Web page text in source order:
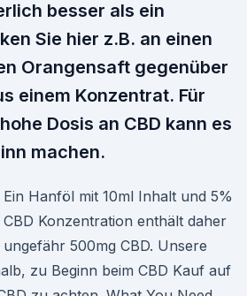
besser als ein
Sie hier z.B. an einen
Orangensaft gegenüber
einem Konzentrat. Für
Dosis an CBD kann es
machen.
Ein Hanföl mit 10ml Inhalt und 5%
CBD Konzentration enthält daher
ungefähr 500mg CBD. Unsere
zu Beginn beim CBD Kauf auf